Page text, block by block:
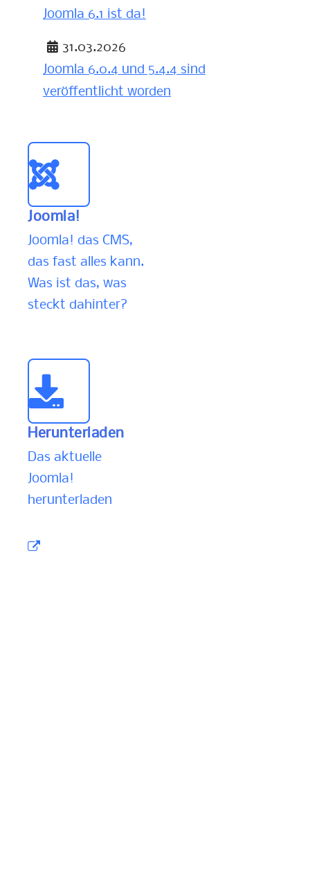
Joomla 6.1 ist da!
31.03.2026
Joomla 6.0.4 und 5.4.4 sind
veröffentlicht worden
Joomla!
Joomla! das CMS,
das fast alles kann.
Was ist das, was
steckt dahinter?
Herunterladen
Das aktuelle
Joomla!
herunterladen